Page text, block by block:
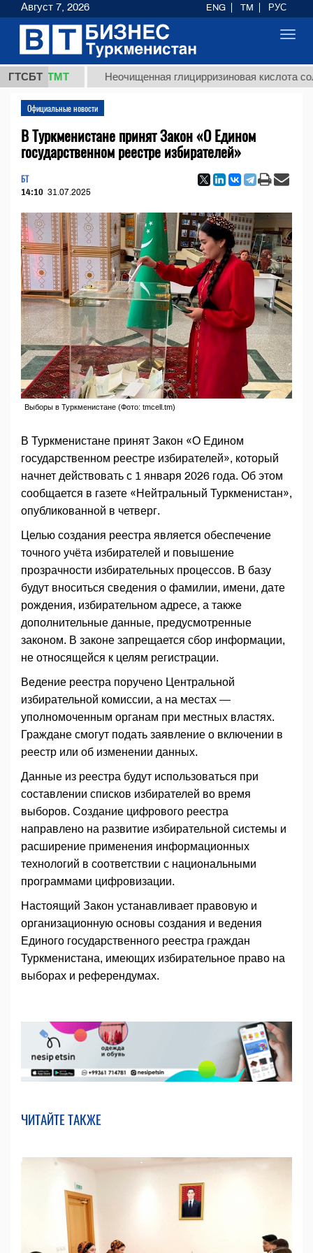
ГТСБТ
ТМТ Неочищенная глицирризиновая кислота
Официальные новости
В Туркменистане принят Закон «О Едином
государственном реестре избирателей»
БТ
14:10 31.07.2025
Выборы в Туркменистане (Фото: tmcell.tm)
В Туркменистане принят Закон «О Едином
государственном реестре избирателей», который
начнет действовать с 1 января 2026 года. Об этом
сообщается в газете «Нейтральный Туркменистан»,
опубликованной в четверг.
Целью создания реестра является обеспечение
точного учёта избирателей и повышение
прозрачности избирательных процессов. В базу
будут вноситься сведения о фамилии, имени, дате
рождения, избирательном адресе, а также
дополнительные данные, предусмотренные
законом. В законе запрещается сбор информации,
не относящейся к целям регистрации.
Ведение реестра поручено Центральной
избирательной комиссии, а на местах —
уполномоченным органам при местных властях.
Граждане смогут подать заявление о включении в
реестр или об изменении данных.
Данные из реестра будут использоваться при
составлении списков избирателей во время
выборов. Создание цифрового реестра
направлено на развитие избирательной системы и
расширение применения информационных
технологий в соответствии с национальными
программами цифровизации.
Настоящий Закон устанавливает правовую и
организационную основы создания и ведения
Единого государственного реестра граждан
Туркменистана, имеющих избирательное право на
выборах и референдумах.
ЧИТАЙТЕ ТАКЖЕ
Август 7, 2026 ENG TM РУС